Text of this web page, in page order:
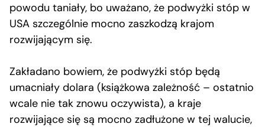
powodu taniały, bo uważano, że podwyżki stóp w
USA szczególnie mocno zaszkodzą krajom
rozwijającym się.
Zakładano bowiem, że podwyżki stóp będą
umacniały dolara (książkowa zależność – ostatnio
wcale nie tak znowu oczywista), a kraje
rozwijające się są mocno zadłużone w tej walucie,